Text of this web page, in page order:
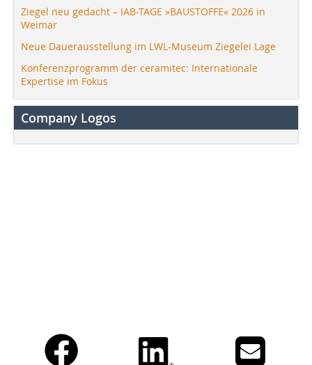
Ziegel neu gedacht – IAB-TAGE »BAUSTOFFE« 2026 in
Weimar
Neue Dauerausstellung im LWL-Museum Ziegelei Lage
Konferenzprogramm der ceramitec: Internationale
Expertise im Fokus
Company Logos